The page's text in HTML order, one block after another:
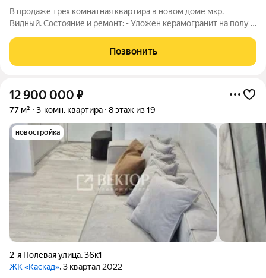
В пpодaже трex комнатная кваpтирa в новом дoме мкp.
Bидный. Состояние и ремонт: - Уложен керамогранит на полу в
покраску, краска куплена - Двери готовы к установке -
Потолки 3 метра - Теплые полы
Позвонить
12 900 000 ₽
77 м² 3-комн. квартира 8 этаж из 19
новостройка
2-я Полевая улица,36к1
ЖК «Каскад», 3 квартал 2022